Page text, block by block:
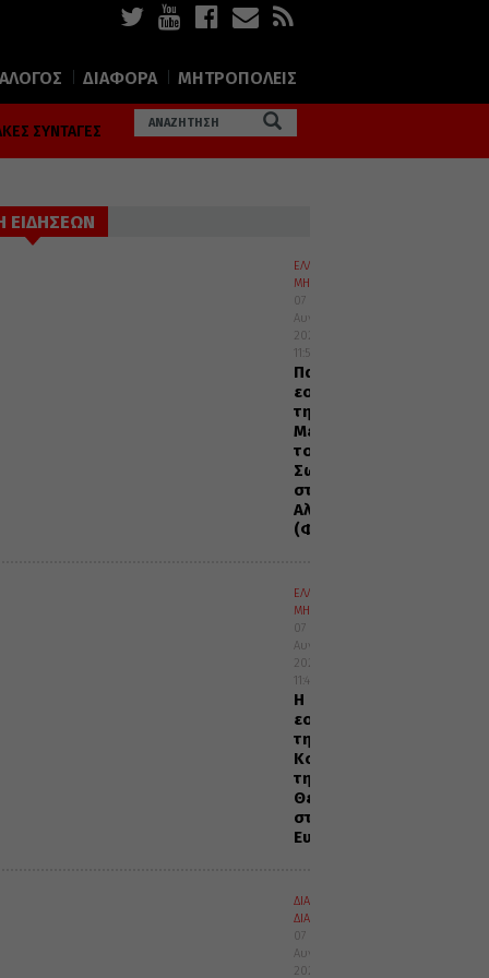
ΔΙΑΦΟΡΑ ΜΗΤΡΟΠΟΛΕΙΣ
ΣΥΝΤΑΓΕΣ
ΕΙΔΗΣΕΩΝ
ΕΛΛΑΔΑ
ΜΗΤΡΟΠΟΛΕΙΣ
07
Αυγούστου
2026
11:54
Πανηγυρικός
εορτασμός
της
Μεταμορφώσεως
του
Σωτήρος
στην
Αλεξανδρούπολη
(ΦΩΤΟ)
ΕΛΛΑΔΑ
ΜΗΤΡΟΠΟΛΕΙΣ
07
Αυγούστου
2026
11:45
Η
εορτή
της
Κοιμήσεως
της
Θεοτόκου
στην
Ευαγγελίστρια
ΔΙΑΛΟΓΟΣ
ΔΙΑΦΟΡΑ
07
Αυγούστου
2026